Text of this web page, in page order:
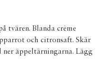
tvären. Blanda crème
och citronsaft. Skär
äppeltärningarna. Lägg